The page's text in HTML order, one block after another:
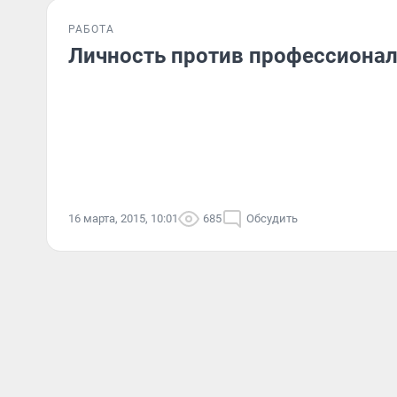
РАБОТА
Личность против
16 марта, 2015, 10:01 685 Обсудить